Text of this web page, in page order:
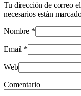
Tu dirección de correo
necesarios están
Nombre *
Email *
Web
Comentario